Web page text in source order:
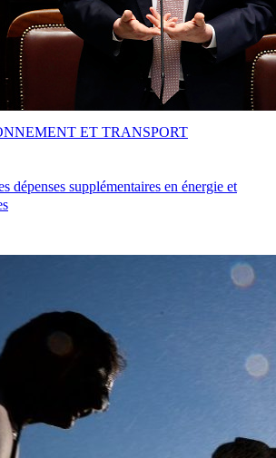
dépenses supplémentaires en énergie et
ET TRANSPORT